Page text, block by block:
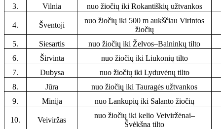
3.
Vilnia nuo žiočių iki Rokantiškių užtvankos
4. Šventoji
nuo žiočių iki 500 m aukščiau Virintos
žiočių
5.
Siesartis
nuo žiočių iki Želvos–Balninkų tilto
6.
Širvinta
nuo žiočių iki Liukonių tilto
7.
Dubysa
nuo žiočių iki Lyduvėnų tilto
8.
Jūra
nuo žiočių iki Tauragės užtvankos
9.
Minija nuo Lankupių iki Salanto žiočių
10. Veiviržas
nuo žiočių iki kelio Veiviržėnai–
Švėkšna tilto